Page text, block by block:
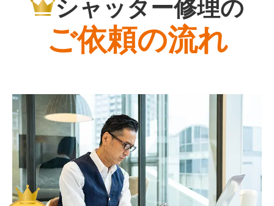
シャッター修理の
ご依頼の流れ